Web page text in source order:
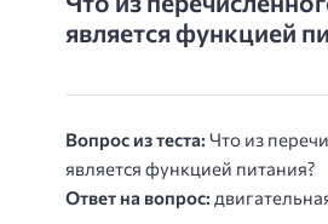
является функцией
Вопрос из теста: Что из
является функцией питания?
Ответ на вопрос: